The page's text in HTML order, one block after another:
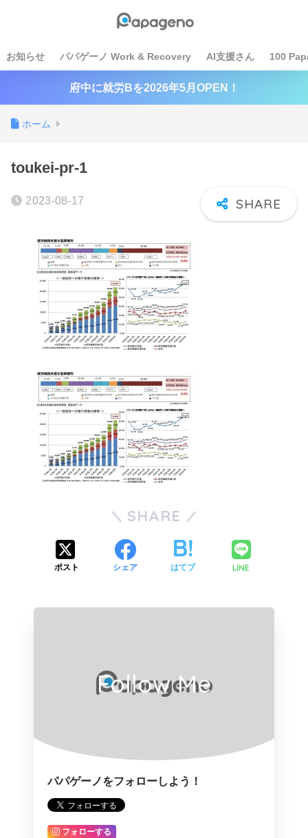
お知らせ パパゲーノ Work & Recovery AI支援さん 100
府中に就労Bを2026年5月OPEN！
ホーム
toukei-pr-1
2023-08-17
SHARE
ポスト シェア はてブ LINE
Follow Me
パパゲーノをフォローしよう！
フォローする